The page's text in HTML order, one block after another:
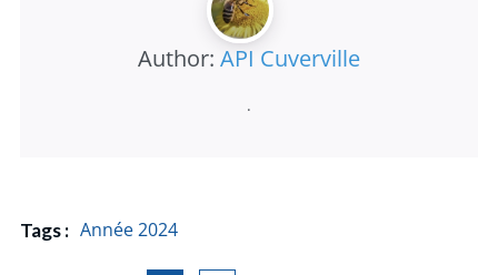
Author: API Cuverville
.
Tags : Année 2024